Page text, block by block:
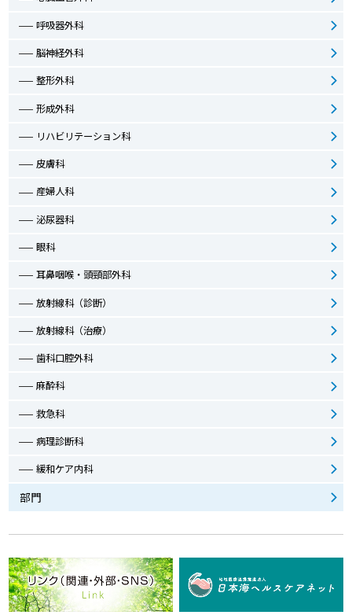
呼吸器外科
脳神経外科
整形外科
形成外科
リハビリテーション科
皮膚科
産婦人科
泌尿器科
眼科
耳鼻咽喉・頭頸部外科
放射線科（診断）
放射線科（治療）
歯科口腔外科
麻酔科
救急科
病理診断科
緩和ケア内科
部門